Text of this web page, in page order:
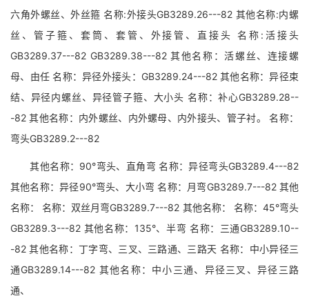
六角外螺丝、外丝箍 名称:外接头GB3289.26---82 其他名称:内螺
丝、管子箍、套筒、套管、外接管、直接头 名称:活接头
GB3289.37---82 GB3289.38---82 其他名称：活螺丝、连接螺
母、由任 名称：异径外接头：GB3289.24---82 其他名称：异径束
结、异径内螺丝、异径管子箍、大小头 名称：补心GB3289.28--
-82 其他名称：内外螺丝、内外螺母、内外接头、管子衬。 名称：
弯头GB3289.2---82
其他名称：90°弯头、直角弯 名称：异径弯头GB3289.4---82
其他名称：异径90°弯头、大小弯 名称：月弯GB3289.7---82 其他
名称： 名称：双丝月弯GB3289.7---82 其他名称： 名称：45°弯头
GB3289.3---82 其他名称：135°、半弯 名称：三通GB3289.10--
-82 其他名称：丁字弯、三叉、三路通、三路天 名称：中小异径三
通GB3289.14---82 其他名称：中小三通、异径三叉、异径三路
通、